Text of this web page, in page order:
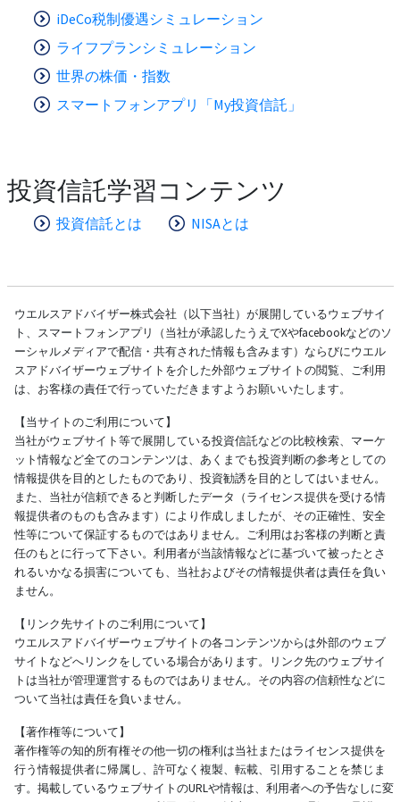
iDeCo税制優遇シミュレーション
ライフプランシミュレーション
世界の株価・指数
スマートフォンアプリ「My投資信託」
投資信託学習コンテンツ
投資信託とは NISAとは
ウエルスアドバイザー株式会社（以下当社）が展開しているウェブサイ
ト、スマートフォンアプリ（当社が承認したうえでXやfacebookなどのソ
ーシャルメディアで配信・共有された情報も含みます）ならびにウエル
スアドバイザーウェブサイトを介した外部ウェブサイトの閲覧、ご利用
は、お客様の責任で行っていただきますようお願いいたします。
【当サイトのご利用について】
当社がウェブサイト等で展開している投資信託などの比較検索、マーケ
ット情報など全てのコンテンツは、あくまでも投資判断の参考としての
情報提供を目的としたものであり、投資勧誘を目的としてはいません。
また、当社が信頼できると判断したデータ（ライセンス提供を受ける情
報提供者のものも含みます）により作成しましたが、その正確性、安全
性等について保証するものではありません。ご利用はお客様の判断と責
任のもとに行って下さい。利用者が当該情報などに基づいて被ったとさ
れるいかなる損害についても、当社およびその情報提供者は責任を負い
ません。
【リンク先サイトのご利用について】
ウエルスアドバイザーウェブサイトの各コンテンツからは外部のウェブ
サイトなどへリンクをしている場合があります。リンク先のウェブサイ
トは当社が管理運営するものではありません。その内容の信頼性などに
ついて当社は責任を負いません。
【著作権等について】
著作権等の知的所有権その他一切の権利は当社またはライセンス提供を
行う情報提供者に帰属し、許可なく複製、転載、引用することを禁じま
す。掲載しているウェブサイトのURLや情報は、利用者への予告なしに変